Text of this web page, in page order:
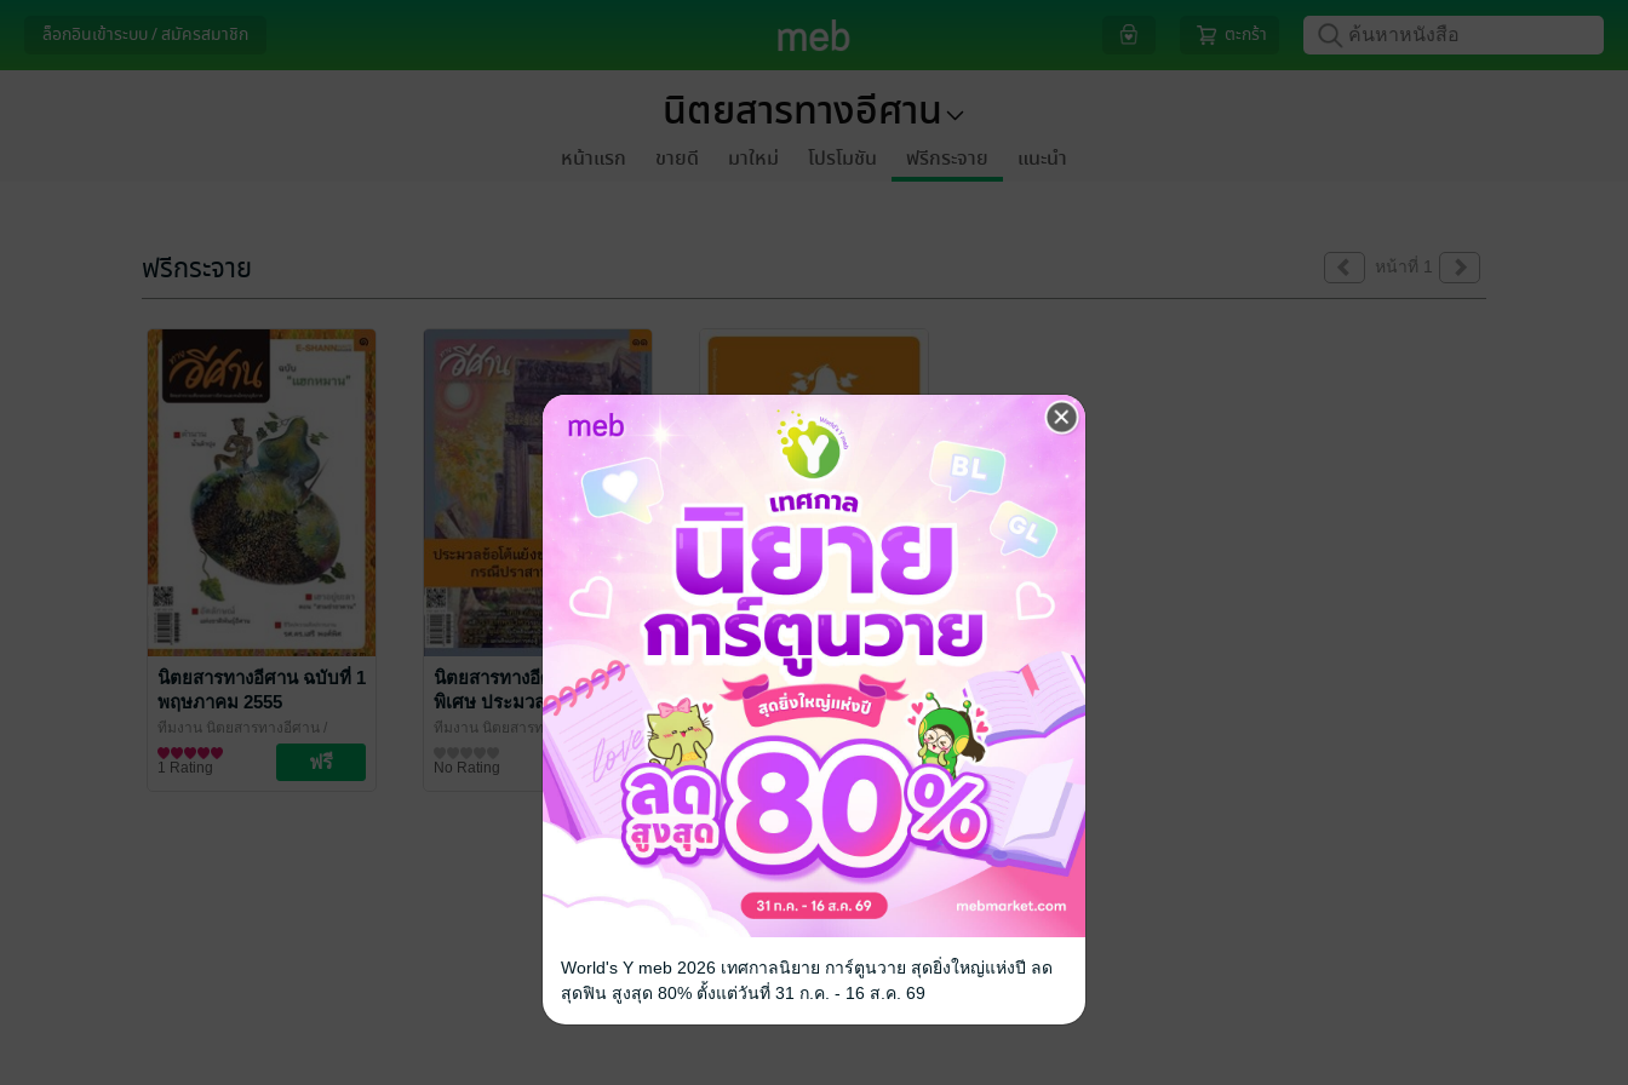
ล็อกอินเข้าระบบ / สมัครสมาชิก ตะกร้า
นิตยสารทางอีศาน
หน้าแรก ขายดี มาใหม่ โปรโมชัน ฟรีกระจาย แนะนำ
ฟรีกระจาย หน้าที่ 1
นิตยสารทางอีศาน ฉบับที่ 1
พฤษภาคม 2555
ทีมงาน นิตยสารทางอีศาน /
นิตยสารทางอีศาน
นิตยสารสังคมและชุมชน
1 Rating
นิตยสารทางอีศาน ฉบับ
พิเศษ ประมวลข้อโต้แย้ง
พระวิหาร
ทีมงาน นิตยสารทางอีศาน
นิตยสารทางอีศาน
นิตยสารสังคมและชุมชน
No Rating
นิตยสารทางอีศาน ฉบับ
พิเศษ โฮมบุญกองทุนอีศาน
ทีมงาน นิตยสารทางอีศาน/
นิตยสารทางอีศาน
นิตยสารสังคมและชุมชน
1 Rating
หน้าที่ 1
World's Y meb 2026 เทศกาลนิยาย การ์ตูนวาย สุดยิ่งใหญ่แห่งปี ลด
สุดฟิน สูงสุด 80% ตั้งแต่วันที่ 31 ก.ค. - 16 ส.ค. 69